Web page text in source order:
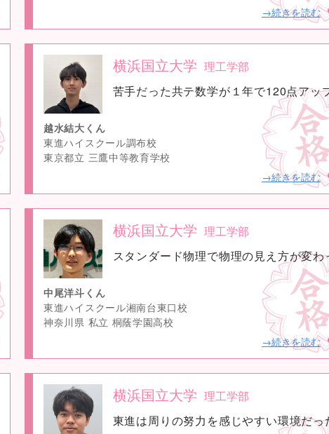
→続きを読む
no
image
横浜国立大学 理工学部
苦手だった共テ数学が１年で120点アッ
越水結大くん
東進ハイスクール調布校
東京都立 三鷹中等教育学校
→続きを読む
no
image
横浜国立大学 理工学部
スタンダード物理で物理の見え方が変わ
中尾洋斗くん
東進ハイスクール湘南台東口校
神奈川県 私立 桐蔭学園高校
→続きを読む
no
image
横浜国立大学 理工学部
東進は周りの努力を感じやすい環境だっ